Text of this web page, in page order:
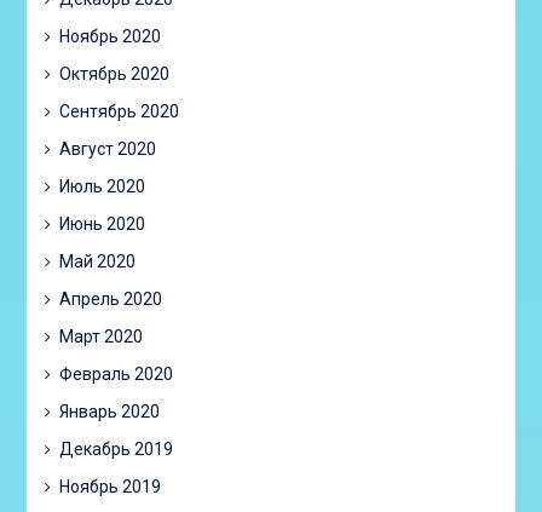
Ноябрь 2020
Октябрь 2020
Сентябрь 2020
Август 2020
Июль 2020
Июнь 2020
Май 2020
Апрель 2020
Март 2020
Февраль 2020
Январь 2020
Декабрь 2019
Ноябрь 2019